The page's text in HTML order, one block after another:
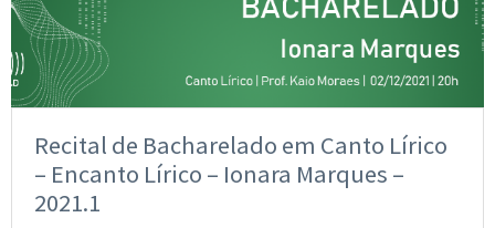
Recital de Bacharelado em Canto Lírico
– Encanto Lírico – Ionara Marques –
2021.1